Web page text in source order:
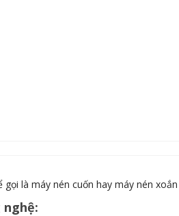
là máy nén cuốn hay máy nén xoắn